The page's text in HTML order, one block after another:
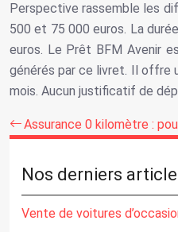
Perspective rassemble les
500 et 75 000 euros. La
euros. Le Prêt BFM Avenir
générés par ce livret. Il offre
mois. Aucun justificatif de
Assurance 0 kilomètre :
Nos derniers
Vente de voitures